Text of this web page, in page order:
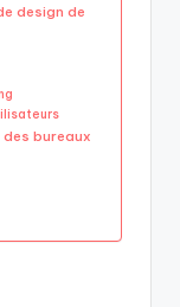
design de
bureaux